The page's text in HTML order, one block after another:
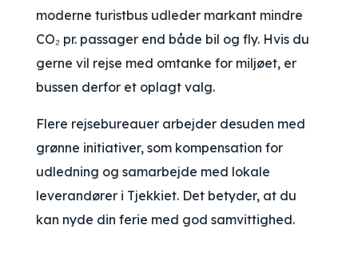
moderne turistbus udleder markant mindre
CO₂ pr. passager end både bil og fly. Hvis du
gerne vil rejse med omtanke for miljøet, er
bussen derfor et oplagt valg.
Flere rejsebureauer arbejder desuden med
grønne initiativer, som kompensation for
udledning og samarbejde med lokale
leverandører i Tjekkiet. Det betyder, at du
kan nyde din ferie med god samvittighed.